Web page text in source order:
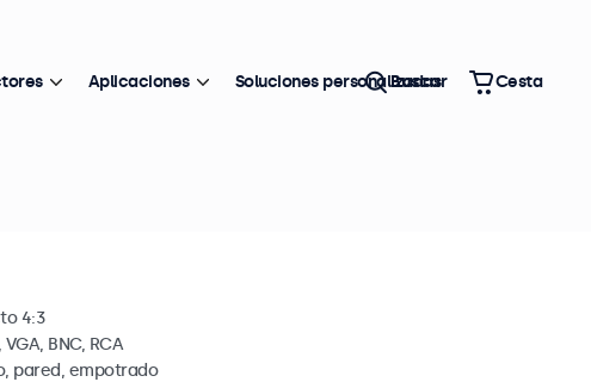
Top ventas
4:3
BNC, RCA
pared, empotrado
Aplicaciones Soluciones personalizadas
Buscar Cesta